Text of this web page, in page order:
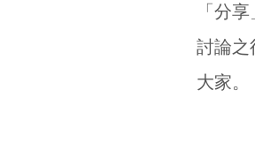
「分
討論之
大家。